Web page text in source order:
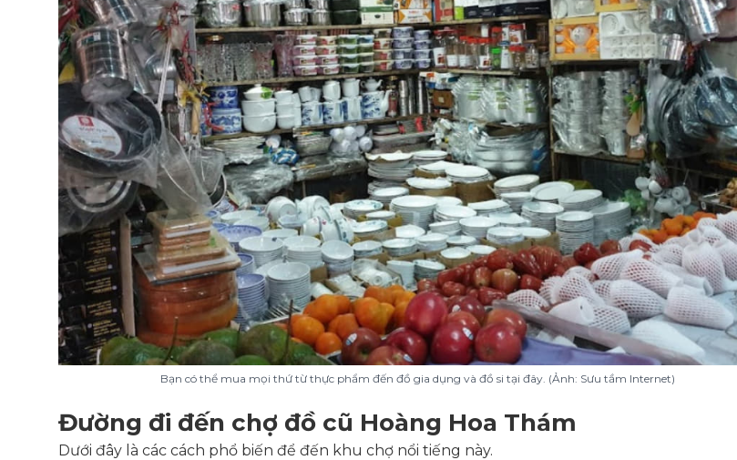
Bạn có thể mua mọi thứ từ thực phẩm đến đồ gia dụng và đồ si tại đây. (Ảnh: Sưu tầm Internet)
Đường đi đến chợ đồ cũ Hoàng Hoa Thám
Dưới đây là các cách phổ biến để đến khu chợ nổi tiếng này.